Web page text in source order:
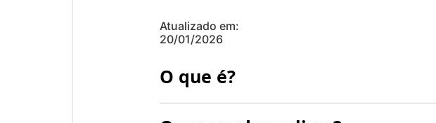
Atualizado em:
20/01/2026
O que é?